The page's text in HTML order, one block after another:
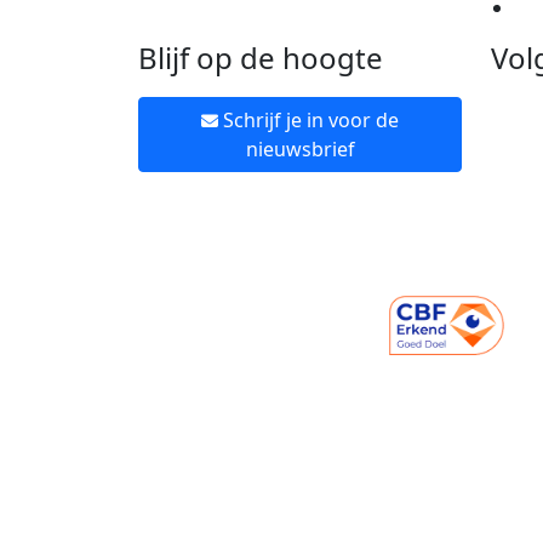
Blijf op de hoogte
Schrijf je in voor de
nieuwsbrief